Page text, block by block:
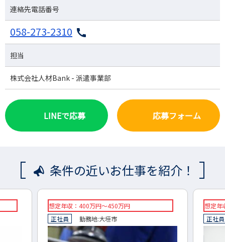
連絡先電話番号
058-273-2310
担当
株式会社人材Bank - 派遣事業部
LINEで応募 応募フォーム
条件の近いお仕事を紹介！
想定年収：400万円～450万円
正社員
勤務地:大垣市
想定年
正社員